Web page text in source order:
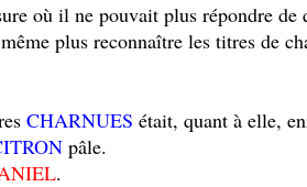
où il ne pouvait plus répondre de
plus reconnaître les titres de
CHARNUES était, quant à elle,
pâle.
.